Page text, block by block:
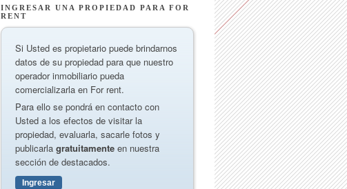
INGRESAR UNA PROPIEDAD PARA FOR
RENT
Si Usted es propietario puede brindarnos
datos de su propiedad para que nuestro
operador inmobiliario pueda
comercializarla en For rent.
Para ello se pondrá en contacto con
Usted a los efectos de visitar la
propiedad, evaluarla, sacarle fotos y
publicarla gratuitamente en nuestra
sección de destacados.
Ingresar